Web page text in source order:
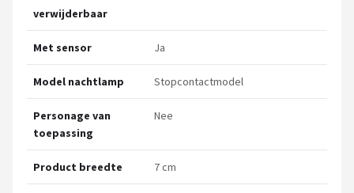
verwijderbaar
Met sensor Ja
Model nachtlamp Stopcontactmodel
Personage van
toepassing
Nee
Product breedte 7 cm